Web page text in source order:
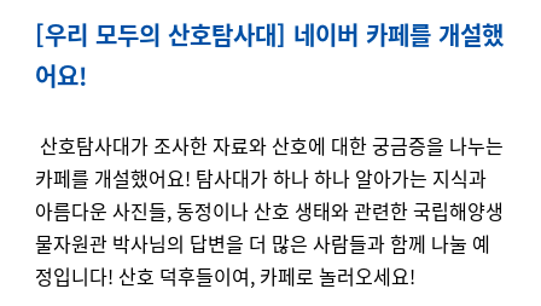
[우리 모두의 산호탐사대] 네이버 카페를 개설했
어요!
산호탐사대가 조사한 자료와 산호에 대한 궁금증을 나누는
카페를 개설했어요! 탐사대가 하나 하나 알아가는 지식과
아름다운 사진들, 동정이나 산호 생태와 관련한 국립해양생
물자원관 박사님의 답변을 더 많은 사람들과 함께 나눌 예
정입니다! 산호 덕후들이여, 카페로 놀러오세요!